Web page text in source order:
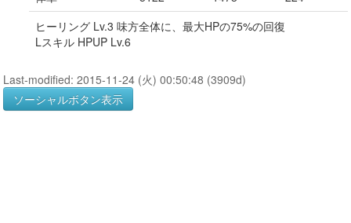
ヒーリング Lv.3 味方全体に、最大HPの75%の回復
Lスキル HPUP Lv.6
Last-modified: 2015-11-24 (火) 00:50:48 (3909d)
ソーシャルボタン表示